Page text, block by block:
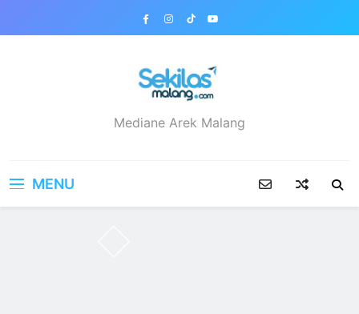
sekilasmalang.com
Mediane Arek Malang
MENU